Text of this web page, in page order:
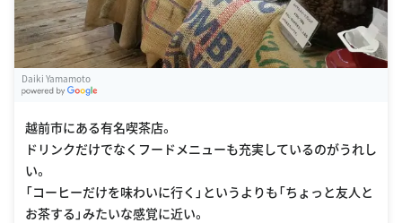
Daiki Yamamoto
越前市にある有名喫茶店。
ドリンクだけでなくフードメニューも充実しているのがうれし
い。
「コーヒーだけを味わいに行く」というよりも「ちょっと友人と
お茶する」みたいな感覚に近い。